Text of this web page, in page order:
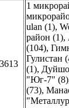
3613
1
ulan (1),
район (1),
(104),
Гулистан
(1),
"Юг-7" (8)
(73),